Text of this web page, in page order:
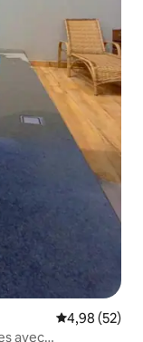
Évaluation
4,98 (52)
avec